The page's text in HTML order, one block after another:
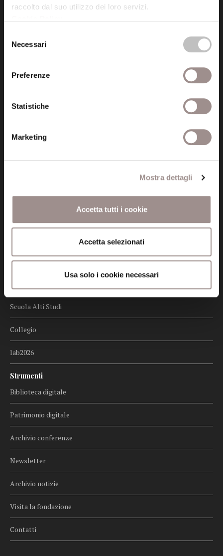
raccolto dal suo utilizzo dei loro servizi.
delNecessari
Preferenze
Statistiche
Marketing
Mostra dettagli
Accetta tutti i cookie
Accetta selezionati
Usa solo i cookie necessari
Informazioni
Cookie policy
Menu
Centro Culturale
Scuola Alti Studi
Collegio
lab2026
Strumenti
Biblioteca digitale
Patrimonio digitale
Archivio conferenze
Newsletter
Archivio notizie
Visita la fondazione
Contatti